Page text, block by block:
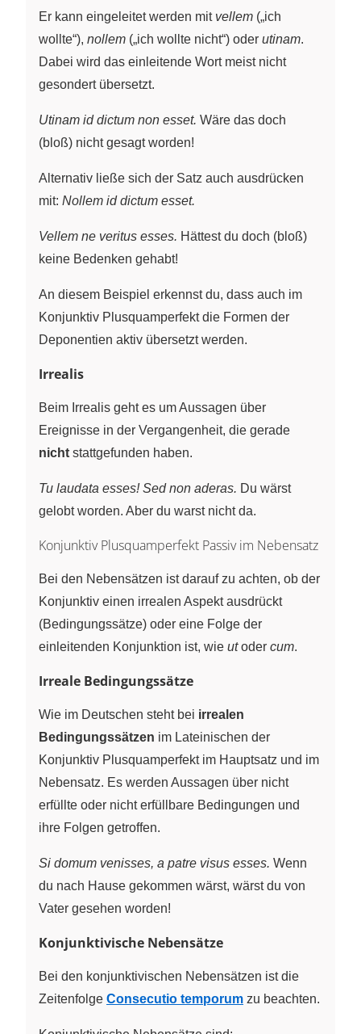
Er kann eingeleitet werden mit vellem („ich
wollte“), nollem („ich wollte nicht“) oder utinam.
Dabei wird das einleitende Wort meist nicht
gesondert übersetzt.
Utinam id dictum non esset. Wäre das doch
(bloß) nicht gesagt worden!
Alternativ ließe sich der Satz auch ausdrücken
mit: Nollem id dictum esset.
Vellem ne veritus esses. Hättest du doch (bloß)
keine Bedenken gehabt!
An diesem Beispiel erkennst du, dass auch im
Konjunktiv Plusquamperfekt die Formen der
Deponentien aktiv übersetzt werden.
Irrealis
Beim Irrealis geht es um Aussagen über
Ereignisse in der Vergangenheit, die gerade
nicht stattgefunden haben.
Tu laudata esses! Sed non aderas. Du wärst
gelobt worden. Aber du warst nicht da.
Konjunktiv Plusquamperfekt Passiv im Nebensatz
Bei den Nebensätzen ist darauf zu achten, ob der
Konjunktiv einen irrealen Aspekt ausdrückt
(Bedingungssätze) oder eine Folge der
einleitenden Konjunktion ist, wie utoder cum.
Irreale Bedingungssätze
Wie im Deutschen steht bei irrealen
Bedingungssätzen im Lateinischen der
Konjunktiv Plusquamperfekt im Hauptsatz und im
Nebensatz. Es werden Aussagen über nicht
erfüllte oder nicht erfüllbare Bedingungen und
ihre Folgen getroffen.
Si domum venisses, a patre visus esses. Wenn
du nach Hause gekommen wärst, wärst du von
Vater gesehen worden!
Konjunktivische Nebensätze
Bei den konjunktivischen Nebensätzen ist die
Zeitenfolge Consecutio temporum zu beachten.